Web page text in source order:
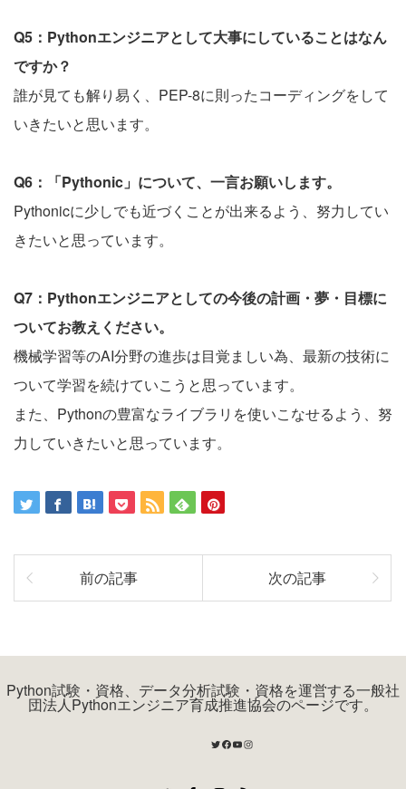
Q5：Pythonエンジニアとして大事にしていることはなん
ですか？
誰が見ても解り易く、PEP-8に則ったコーディングをして
いきたいと思います。
Q6：「Pythonic」について、一言お願いします。
Pythonicに少しでも近づくことが出来るよう、努力してい
きたいと思っています。
Q7：Pythonエンジニアとしての今後の計画・夢・目標に
ついてお教えください。
機械学習等のAI分野の進歩は目覚ましい為、最新の技術に
ついて学習を続けていこうと思っています。
また、Pythonの豊富なライブラリを使いこなせるよう、努
力していきたいと思っています。
前の記事 次の記事
Python試験・資格、データ分析試験・資格を運営する一般社
団法人Pythonエンジニア育成推進協会のページです。
Twitter
Facebook
YouTube
Instagram
RSS